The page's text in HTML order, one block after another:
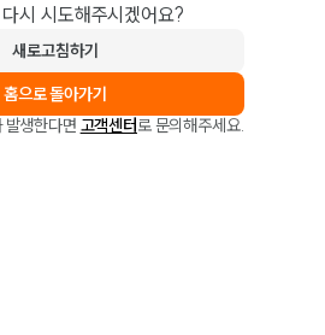
시 시도해주시겠어요?
새로고침하기
홈으로 돌아가기
발생한다면 고객센터로 문의해주세요.